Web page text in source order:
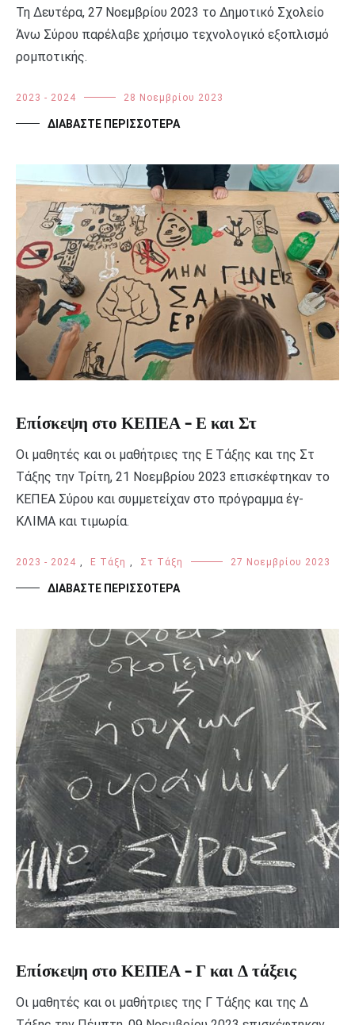
Τη Δευτέρα, 27 Νοεμβρίου 2023 το Δημοτικό Σχολείο
Άνω Σύρου παρέλαβε χρήσιμο τεχνολογικό εξοπλισμό
ρομποτικής.
2023 - 2024 28 Νοεμβρίου 2023
ΔΙΑΒΆΣΤΕ ΠΕΡΙΣΣΌΤΕΡΑ
Επίσκεψη στο ΚΕΠΕΑ – Ε και Στ
Οι μαθητές και οι μαθήτριες της Ε Τάξης και της Στ
Τάξης την Τρίτη, 21 Νοεμβρίου 2023 επισκέφτηκαν το
ΚΕΠΕΑ Σύρου και συμμετείχαν στο πρόγραμμα έγ-
ΚΛΙΜΑ και τιμωρία.
2023 - 2024 , Ε Τάξη , Στ Τάξη 27 Νοεμβρίου 2023
ΔΙΑΒΆΣΤΕ ΠΕΡΙΣΣΌΤΕΡΑ
Επίσκεψη στο ΚΕΠΕΑ – Γ και Δ τάξεις
Οι μαθητές και οι μαθήτριες της Γ Τάξης και της Δ